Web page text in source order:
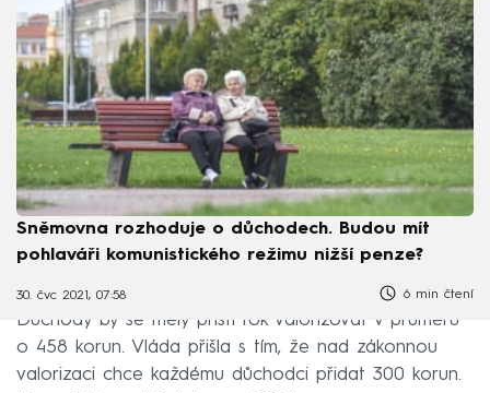
Sněmovna rozhoduje o důchodech. Budou mít
pohlaváři komunistického režimu nižší penze?
30. čvc 2021, 07:58 6 min čtení
Důchody by se měly příští rok valorizovat v průměru
o 458 korun. Vláda přišla s tím, že nad zákonnou
valorizaci chce každému důchodci přidat 300 korun.